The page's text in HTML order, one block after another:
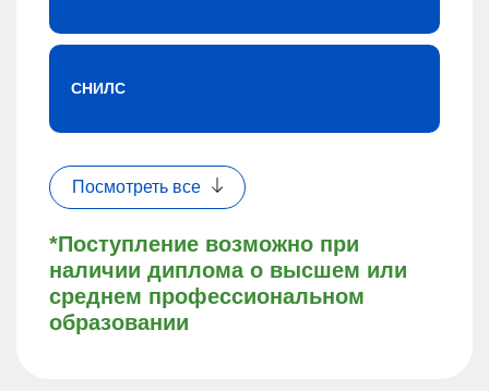
*Поступление возможно при
наличии диплома о высшем или
среднем профессиональном
образовании
СНИЛС
Посмотреть все